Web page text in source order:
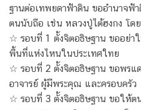
ฐานต่อเทพยดาฟ้าดิน ขออำนาจฟ้
ตนนับถือ เช่น หลวงปู่ไต้ฮงกง โด
☆ รอบที่ 1 ตั้งจิตอธิษฐาน ขออย่า
พื้นที่แห่งไหนในประเทศใทย
☆ รอบที่ 2 ตั้งจิตอธิษฐาน ขอพรแ
อาจารย์ ผู้มีพระคุณ และครอบครัว
☆ รอบที่ 3 ตั้งจิตอธิษฐาน ขอให้ต